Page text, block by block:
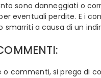
sono danneggiati o
eventuali perdite. E i
smarriti a causa di un
o commenti, si prega di